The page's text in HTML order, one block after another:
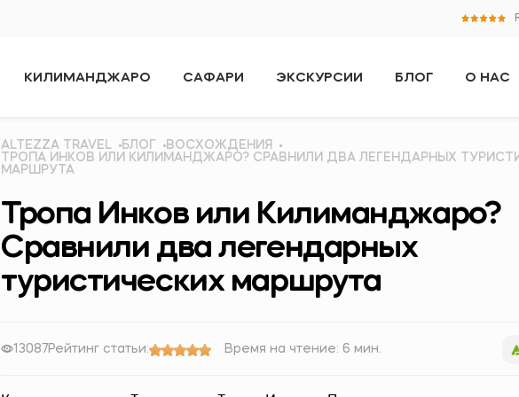
КИЛИМАНДЖАРО САФАРИ ЭКСКУРСИИ БЛОГ О НАС
ALTEZZA TRAVEL БЛОГ
ВОСХОЖДЕНИЯ
ТРОПА ИНКОВ ИЛИ КИЛИМАНДЖАРО? СРАВНИЛИ ДВА ЛЕГЕНДАРНЫХ
МАРШРУТА
Тропа Инков или Килиманджаро?
Сравнили два легендарных
туристических маршрута
13087Рейтинг статьи: Время на чтение: 6 мин.